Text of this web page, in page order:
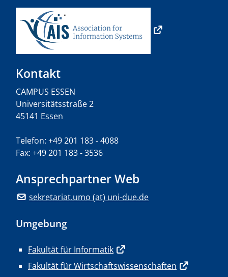
Kontakt
CAMPUS ESSEN
Universitätsstraße 2
45141 Essen
Telefon: +49 201 183 - 4088
Fax: +49 201 183 - 3536
Ansprechpartner Web
sekretariat.umo (at) uni-due.de
Umgebung
Fakultät für Informatik
Fakultät für Wirtschaftswissenschaften